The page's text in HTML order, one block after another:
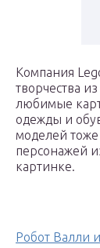
Компания
творчества
любимые
одежды и
моделей
персонажей
картинке.
Робот Валли